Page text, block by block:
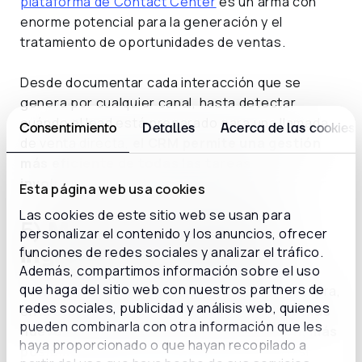
Consentimiento Detalles Acerca de las cookies
Esta página web usa cookies
Las cookies de este sitio web se usan para
personalizar el contenido y los anuncios, ofrecer
funciones de redes sociales y analizar el tráfico.
Además, compartimos información sobre el uso
que haga del sitio web con nuestros partners de
redes sociales, publicidad y análisis web, quienes
pueden combinarla con otra información que les
haya proporcionado o que hayan recopilado a
enorme potencial para la generación y el
tratamiento de oportunidades de ventas.
Desde documentar cada interacción que se
genera por cualquier canal, hasta detectar
cuándo el lead está preparado para una llamada
involucradas en el proceso de vender
5)Más leads calificados
ingresando al pipeline
Este tip nos lleva al comienzo del ciclo de compra,
en la etapa de atracción de leads.Cuantas más
nuevas oportunidades de ventas lleguen, más
posibilidades de cierre tendremos. Pero si